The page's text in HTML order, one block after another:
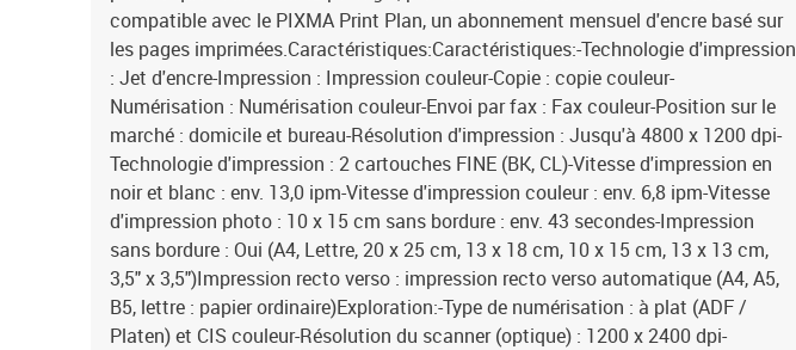
compatible avec le PIXMA Print Plan, un abonnement mensuel d'encre basé sur
les pages imprimées.Caractéristiques:Caractéristiques:-Technologie d'impression
: Jet d'encre-Impression : Impression couleur-Copie : copie couleur-
Numérisation : Numérisation couleur-Envoi par fax : Fax couleur-Position sur le
marché : domicile et bureau-Résolution d'impression : Jusqu'à 4800 x 1200 dpi-
Technologie d'impression : 2 cartouches FINE (BK, CL)-Vitesse d'impression en
noir et blanc : env. 13,0 ipm-Vitesse d'impression couleur : env. 6,8 ipm-Vitesse
d'impression photo : 10 x 15 cm sans bordure : env. 43 secondes-Impression
sans bordure : Oui (A4, Lettre, 20 x 25 cm, 13 x 18 cm, 10 x 15 cm, 13 x 13 cm,
3,5" x 3,5")Impression recto verso : impression recto verso automatique (A4, A5,
B5, lettre : papier ordinaire)Exploration:-Type de numérisation : à plat (ADF /
Platen) et CIS couleur-Résolution du scanner (optique) : 1200 x 2400 dpi-